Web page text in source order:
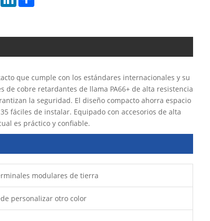
que cumple con los estándares internacionales y su
cobre retardantes de llama PA66+ de alta resistencia
la seguridad. El diseño compacto ahorra espacio
fáciles de instalar. Equipado con accesorios de alta
es práctico y confiable.
modulares de tierra
personalizar otro color